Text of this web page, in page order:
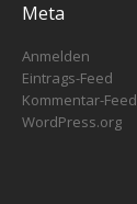
Meta
Anmelden
Eintrags-Feed
Kommentar-Feed
WordPress.org